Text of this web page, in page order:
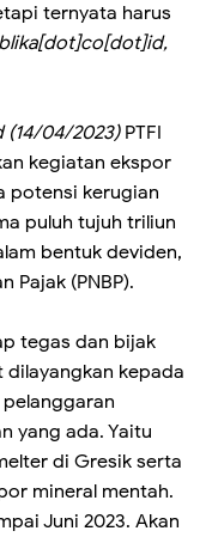
ternyata harus
04/2023) PTFI
kegiatan ekspor
potensi kerugian
puluh tujuh triliun
bentuk deviden,
Pajak (PNBP).
tegas dan bijak
kepada
pelanggaran
yang ada. Yaitu
di Gresik serta
mineral mentah.
Juni 2023. Akan